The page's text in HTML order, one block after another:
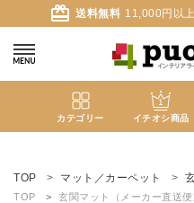
card_giftcard 送料無料 11,000円以
カテゴリー イチオシ商品
ようこそ ゲスト 様
TOP マット／カーペット
TOP
玄関マット（メーカー直送便